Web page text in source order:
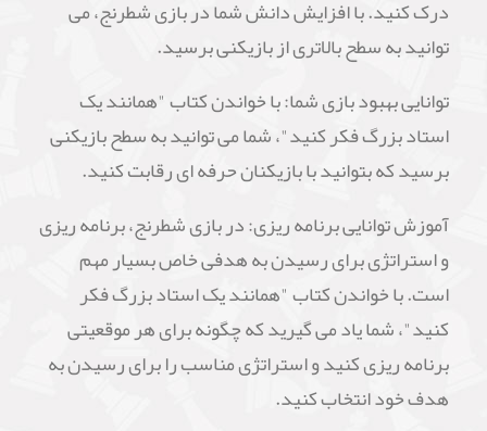
درک کنید. با افزایش دانش شما در بازی شطرنج، می
توانید به سطح بالاتری از بازیکنی برسید.
توانایی بهبود بازی شما: با خواندن کتاب "همانند یک
استاد بزرگ فکر کنید"، شما می توانید به سطح بازیکنی
برسید که بتوانید با بازیکنان حرفه ای رقابت کنید.
آموزش توانایی برنامه ریزی: در بازی شطرنج، برنامه ریزی
و استراتژی برای رسیدن به هدفی خاص بسیار مهم
است. با خواندن کتاب "همانند یک استاد بزرگ فکر
کنید"، شما یاد می گیرید که چگونه برای هر موقعیتی
برنامه ریزی کنید و استراتژی مناسب را برای رسیدن به
هدف خود انتخاب کنید.